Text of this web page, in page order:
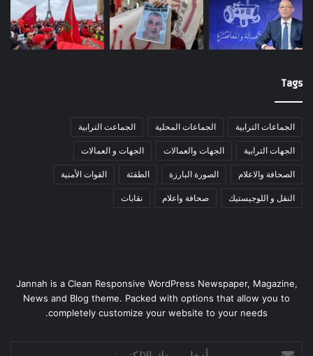
Tags
الجماعات الترابية الجماعات المحلية الجماعت الترابية
الجهات الترابية الجهات والعمالات الجهات و العمالات
الصحافة والاعلام الصورة البارزة الطقثة القوات الأمنية
النقل و اللوجيستيك صحافة واعلام نقابات
Jannah is a Clean Responsive WordPress Newspaper, Magazine,
News and Blog theme. Packed with options that allow you to
completely customize your website to your needs.